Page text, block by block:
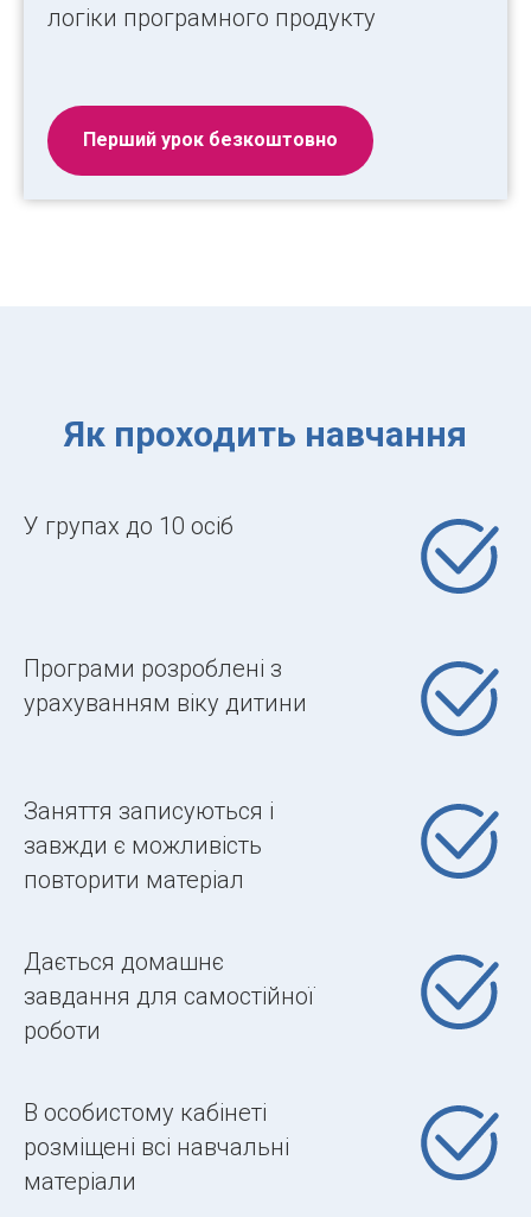
логіки програмного продукту
Перший урок безкоштовно
Як проходить навчання
У групах до 10 осіб
Програми розроблені з
урахуванням віку дитини
Заняття записуються і
завжди є можливість
повторити матеріал
Дається домашнє
завдання для самостійної
роботи
В особистому кабінеті
розміщені всі навчальні
матеріали